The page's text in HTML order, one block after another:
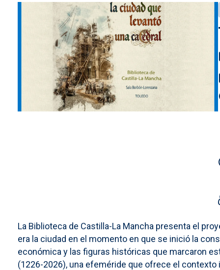
La Biblioteca de Castilla-La Mancha presenta el
era la ciudad en el momento en que se inició la
económica y las figuras históricas que marcaron
(1226-2026), una efeméride que ofrece el